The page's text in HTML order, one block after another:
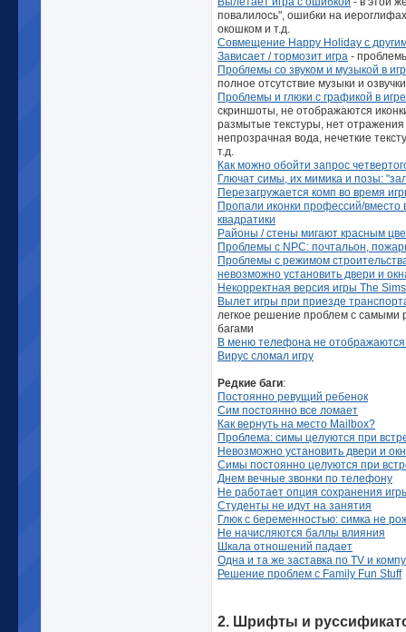
повалилось", ошибки на
окошком и т.д.
Совмещение Happy Holiday с
Зависает / тормозит игра -
Проблемы со звуком и музыкой в
полное отсутствие музыки и озвучки
Проблемы и глюки с графикой в игре
скриншоты, не отображаются
размытые текстуры, нет отражения
непрозрачная вода, нечеткие
т.д.
Как можно обойти запрос
Глючат симы, их мимика и позы:
Перезагружается комп во время
Пропали иконки профессий/вместо
квадратики
Районы / стены мигают красным
Проблемы с NPC: почтальон,
Проблемы с режимом
невозможно установить двери и
Некорректная версия игры The
Вылет игры при приезде
легкое решение проблем с самыми
багами
В меню телефона не
Вирус сломал игру
Редкие баги:
Постоянно ревущий ребенок
Сим постоянно все ломает
Как вернуть на место Mailbox?
Проблема: симы целуются при
Невозможно установить двери и
Симы постоянно целуются при
Днем вечные звонки по телефону
Не работает опция сохранения
Студенты не идут на занятия
Глюк с беременностью: симка не
Не начисляются баллы влияния
Шкала отношений падает
Одна и та же заставка по TV и компу
Решение проблем с Family Fun Stuff
2. Шрифты и